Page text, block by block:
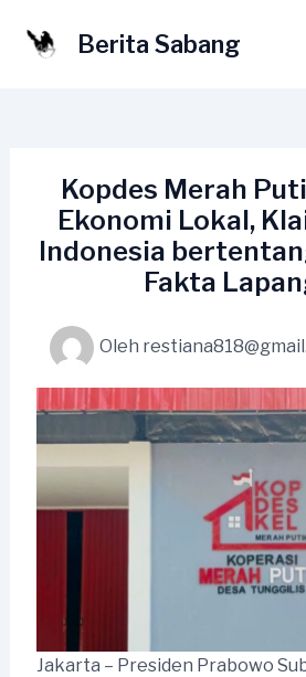
Berita Sabang
Kopdes Merah
Ekonomi Lokal,
Indonesia
Fakta
Oleh
Jakarta – Presiden Prabowo